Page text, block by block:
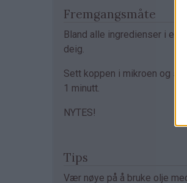
Fremgangsmåte
Bland alle ingredienser i en
deig.
Sett koppen i mikroen og
1 minutt.
NYTES!
Tips
Vær nøye på å bruke olje